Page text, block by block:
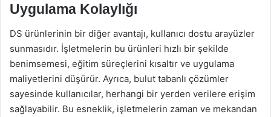
Uygulama Kolaylığı
DS ürünlerinin bir diğer avantajı, kullanıcı dostu arayüzler
sunmasıdır. İşletmelerin bu ürünleri hızlı bir şekilde
benimsemesi, eğitim süreçlerini kısaltır ve uygulama
maliyetlerini düşürür. Ayrıca, bulut tabanlı çözümler
sayesinde kullanıcılar, herhangi bir yerden verilere erişim
sağlayabilir. Bu esneklik, işletmelerin zaman ve mekandan